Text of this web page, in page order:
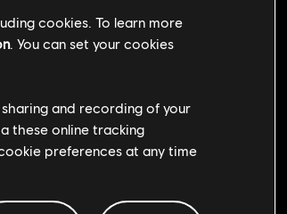
cookies. To learn more
. You can set your cookies
and recording of your
these online tracking
preferences at any time